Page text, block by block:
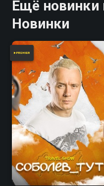
Ещё новинки
Новинки